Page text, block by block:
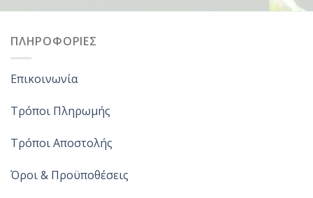
ΠΛΗΡΟΦΟΡΙΕΣ
Επικοινωνία
Τρόποι Πληρωμής
Τρόποι Αποστολής
Όροι & Προϋποθέσεις